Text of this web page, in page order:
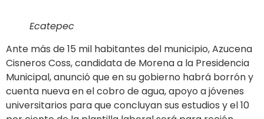
Ecatepec
Ante más de 15 mil habitantes del municipio, Azucena
Cisneros Coss, candidata de Morena a la Presidencia
Municipal, anunció que en su gobierno habrá borrón y
cuenta nueva en el cobro de agua, apoyo a jóvenes
universitarios para que concluyan sus estudios y el 10